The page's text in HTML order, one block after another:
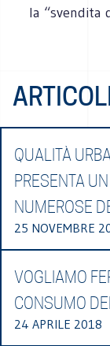
la “svendita
QUALITÀ
PRESENTA
NUMEROSE
25 NOVEMBRE
VOGLIAMO
CONSUMO
24 APRILE 2018